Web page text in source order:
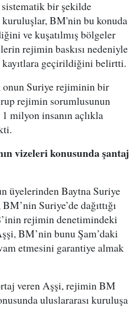
sistematik bir şekilde
kuruluşlar, BM'nin bu konuda
ve kuşatılmış bölgeler
rejimin baskısı nedeniyle
kayıtlara geçirildiğini belirtti.
onun Suriye rejiminin bir
rejimin sorumlusunun
milyon insanın açlıkla
vizeleri konusunda şantaj
üyelerinden Baytna Suriye
Suriye’de dağıttığı
rejimin denetimindeki
BM’nin bunu Şam’daki
etmesini garantiye almak
veren Aşşi, rejimin BM
uluslararası kuruluşa